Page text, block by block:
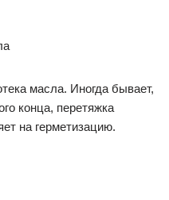
масла. Иногда бывает,
конца, перетяжка
на герметизацию.